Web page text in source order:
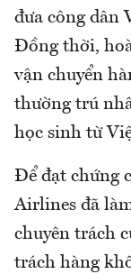
đưa công dân
Đồng thời,
vận chuyển
thường trú
học sinh từ
Để đạt chứng
Airlines đã
chuyên trách
trách hàng